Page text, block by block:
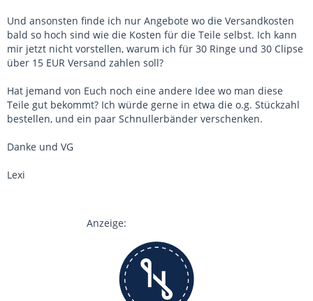
Und ansonsten finde ich nur Angebote wo die Versandkosten
bald so hoch sind wie die Kosten für die Teile selbst. Ich kann
mir jetzt nicht vorstellen, warum ich für 30 Ringe und 30 Clipse
über 15 EUR Versand zahlen soll?
Hat jemand von Euch noch eine andere Idee wo man diese
Teile gut bekommt? Ich würde gerne in etwa die o.g. Stückzahl
bestellen, und ein paar Schnullerbänder verschenken.
Danke und VG
Lexi
Anzeige: